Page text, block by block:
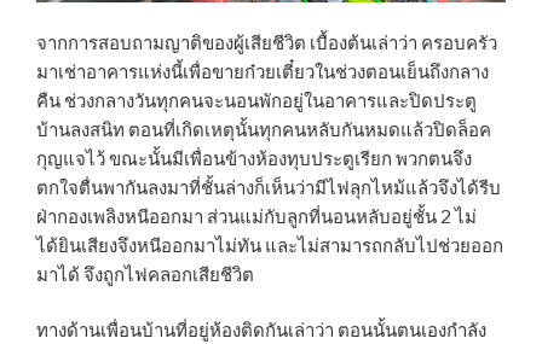
จากการสอบถามญาติของผู้เสียชีวิต เบื้องต้นเล่าว่า ครอบครัว
มาเช่าอาคารแห่งนี้เพื่อขายก๋วยเตี๋ยวในช่วงตอนเย็นถึงกลาง
คืน ช่วงกลางวันทุกคนจะนอนพักอยู่ในอาคารและปิดประตู
บ้านลงสนิท ตอนที่เกิดเหตุนั้นทุกคนหลับกันหมดแล้วปิดล็อค
กุญแจไว้ ขณะนั้นมีเพื่อนข้างห้องทุบประตูเรียก พวกตนจึง
ตกใจตื่นพากันลงมาที่ชั้นล่างก็เห็นว่ามีไฟลุกไหม้แล้วจึงได้รีบ
ฝ่ากองเพลิงหนีออกมา ส่วนแม่กับลูกที่นอนหลับอยู่ชั้น 2 ไม่
ได้ยินเสียงจึงหนีออกมาไม่ทัน และไม่สามารถกลับไปช่วยออก
มาได้ จึงถูกไฟคลอกเสียชีวิต
ทางด้านเพื่อนบ้านที่อยู่ห้องติดกันเล่าว่า ตอนนั้นตนเองกำลัง